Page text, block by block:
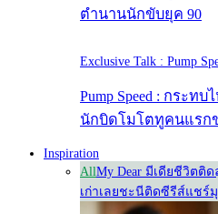
ตำนานนักขับยุค 90
Exclusive Talk : Pump
Pump Speed : กระท
นักบิดโมโตทูคนแรก
Inspiration
AllMy Dear มีเดียชีวิตติด
เก่าเลยชะนีติดซีรีส์แชร์